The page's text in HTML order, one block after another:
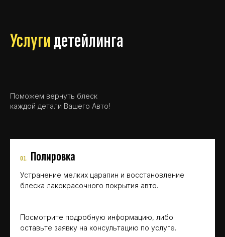
Услугидетейлинга
Поможем вернуть блеск
каждой детали Вашего Авто!
01. Полировка
Устранение мелких царапин и восстановление
блеска лакокрасочного покрытия авто.
Посмотрите подробную информацию, либо
оставьте заявку на консультацию по услуге.